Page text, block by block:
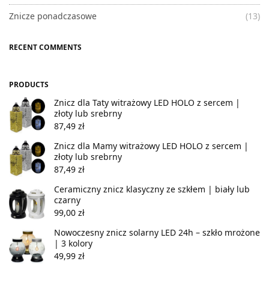
Znicze ponadczasowe
(13)
RECENT COMMENTS
PRODUCTS
Znicz dla Taty witrażowy LED HOLO z sercem |
złoty lub srebrny
87,49 zł
Znicz dla Mamy witrażowy LED HOLO z sercem |
złoty lub srebrny
87,49 zł
Ceramiczny znicz klasyczny ze szkłem | biały lub
czarny
99,00 zł
Nowoczesny znicz solarny LED 24h – szkło mrożone
| 3 kolory
49,99 zł